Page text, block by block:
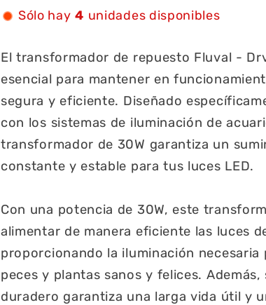
Sólo hay 4 unidades disponibles
El transformador de repuesto Fluval -
esencial para mantener en
segura y eficiente. Diseñado
con los sistemas de iluminación de
transformador de 30W garantiza un
constante y estable para tus luces LED.
Con una potencia de 30W, este
alimentar de manera eficiente las luces
proporcionando la iluminación necesaria
peces y plantas sanos y felices.
duradero garantiza una larga vida útil y